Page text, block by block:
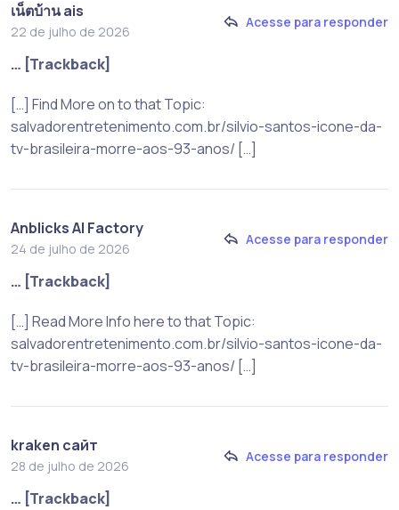
เน็ตบ้าน ais
22 de julho de 2026
Acesse para responder
… [Trackback]
[…] Find More on to that Topic:
salvadorentretenimento.com.br/silvio-santos-icone-da-
tv-brasileira-morre-aos-93-anos/ […]
Anblicks AI Factory
24 de julho de 2026
Acesse para responder
… [Trackback]
[…] Read More Info here to that Topic:
salvadorentretenimento.com.br/silvio-santos-icone-da-
tv-brasileira-morre-aos-93-anos/ […]
kraken сайт
28 de julho de 2026
Acesse para responder
… [Trackback]